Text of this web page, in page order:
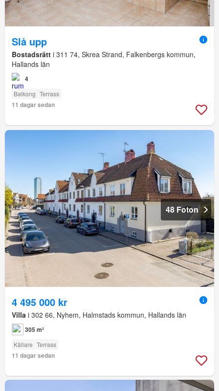
Slå upp
Bostadsrätt i 311 74, Skrea Strand, Falkenbergs kommun,
Hallands län
4
Balkong Terrass
11 dagar sedan
48 Foton
4 495 000 kr
Villa i 302 66, Nyhem, Halmstads kommun, Hallands län
305 m²
Källare Terrass
11 dagar sedan